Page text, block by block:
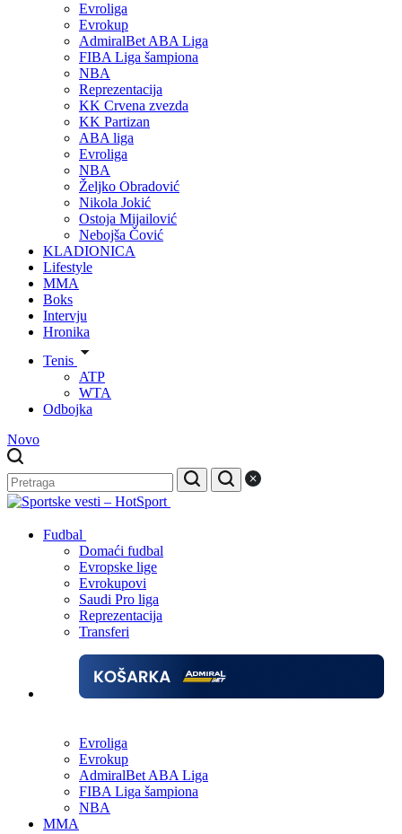
Evroliga
Evrokup
AdmiralBet ABA Liga
FIBA Liga šampiona
NBA
Reprezentacija
KK Crvena zvezda
KK Partizan
ABA liga
Evroliga
NBA
Željko Obradović
Nikola Jokić
Ostoja Mijailović
Nebojša Čović
KLADIONICA
Lifestyle
MMA
Boks
Intervju
Hronika
Tenis
ATP
WTA
Odbojka
Novo
Fudbal
Domaći fudbal
Evropske lige
Evrokupovi
Saudi Pro liga
Reprezentacija
Transferi
Evroliga
Evrokup
AdmiralBet ABA Liga
FIBA Liga šampiona
NBA
MMA